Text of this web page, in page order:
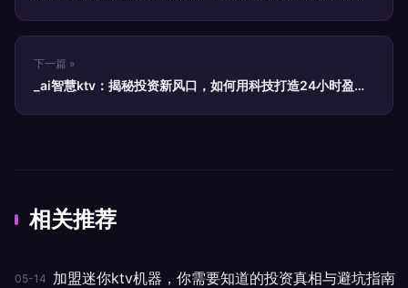
下一篇 »
_ai智慧ktv：揭秘投资新风口，如何用科技打造24小时盈利
相关推荐
05-14 加盟迷你ktv机器，你需要知道的投资真相与避坑指南